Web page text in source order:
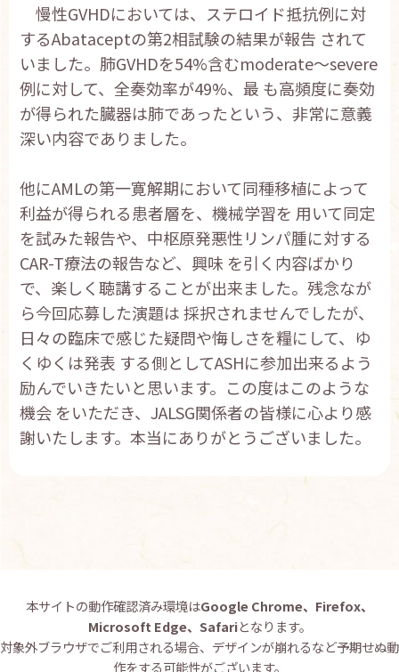
慢性GVHDにおいては、ステロイド抵抗例に対
するAbataceptの第2相試験の結果が報告 されて
いました。肺GVHDを54%含むmoderate～severe
例に対して、全奏効率が49%、最 も高頻度に奏効
が得られた臓器は肺であったという、非常に意義
深い内容でありました。
他にAMLの第一寛解期において同種移植によって
利益が得られる患者層を、機械学習を 用いて同定
を試みた報告や、中枢原発悪性リンパ腫に対する
CAR-T療法の報告など、興味 を引く内容ばかり
で、楽しく聴講することが出来ました。残念なが
ら今回応募した演題は 採択されませんでしたが、
日々の臨床で感じた疑問や悔しさを糧にして、ゆ
くゆくは発表 する側としてASHに参加出来るよう
励んでいきたいと思います。この度はこのような
機会 をいただき、JALSG関係者の皆様に心より感
謝いたします。本当にありがとうございました。
本サイトの動作確認済み環境はGoogle Chrome、Firefox、
Microsoft Edge、Safariとなります。
対象外ブラウザでご利用される場合、デザインが崩れるなど予期せぬ動
作をする可能性がございます。